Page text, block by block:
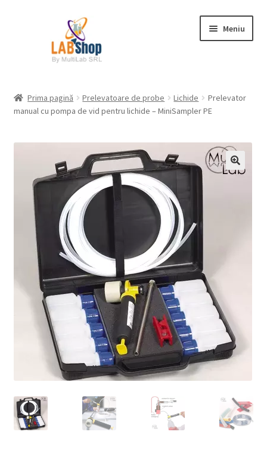
Meniu
Contul meu
Coș
Request a Quote
Condiții generale
Service
Contact
Prelucrarea datelor cu caracter personal
Prima pagină Prelevatoare de probe Lichide
Prelevator
manual cu pompa de vid pentru lichide – MiniSampler PE